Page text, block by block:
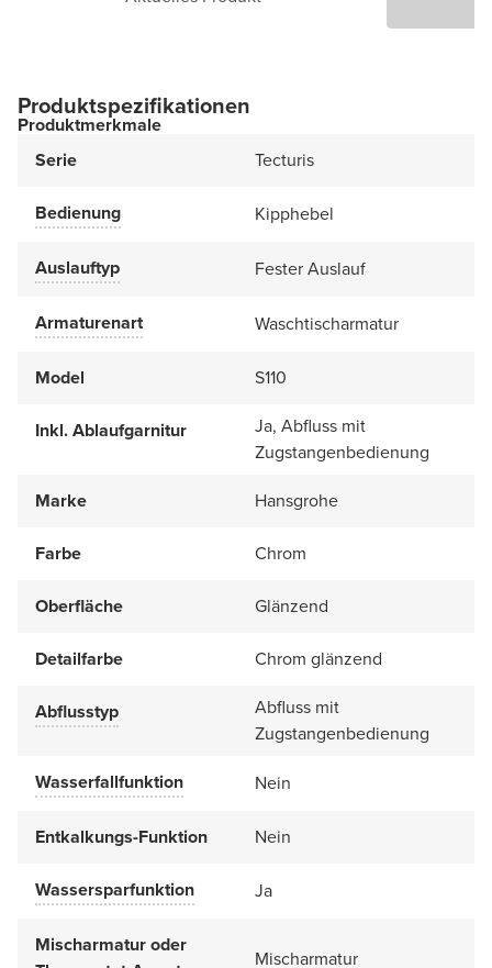
Produktspezifikationen
Produktmerkmale
Serie
Tecturis
Bedienung Kipphebel
Auslauftyp Fester Auslauf
Armaturenart Waschtischarmatur
Model S110
Inkl. Ablaufgarnitur
Ja, Abfluss mit
Zugstangenbedienung
Marke
Hansgrohe
Farbe Chrom
Oberfläche Glänzend
Detailfarbe Chrom glänzend
Abflusstyp
Abfluss mit
Zugstangenbedienung
Wasserfallfunktion
Nein
Entkalkungs-Funktion Nein
Wassersparfunktion Ja
Mischarmatur oder
Mischarmatur